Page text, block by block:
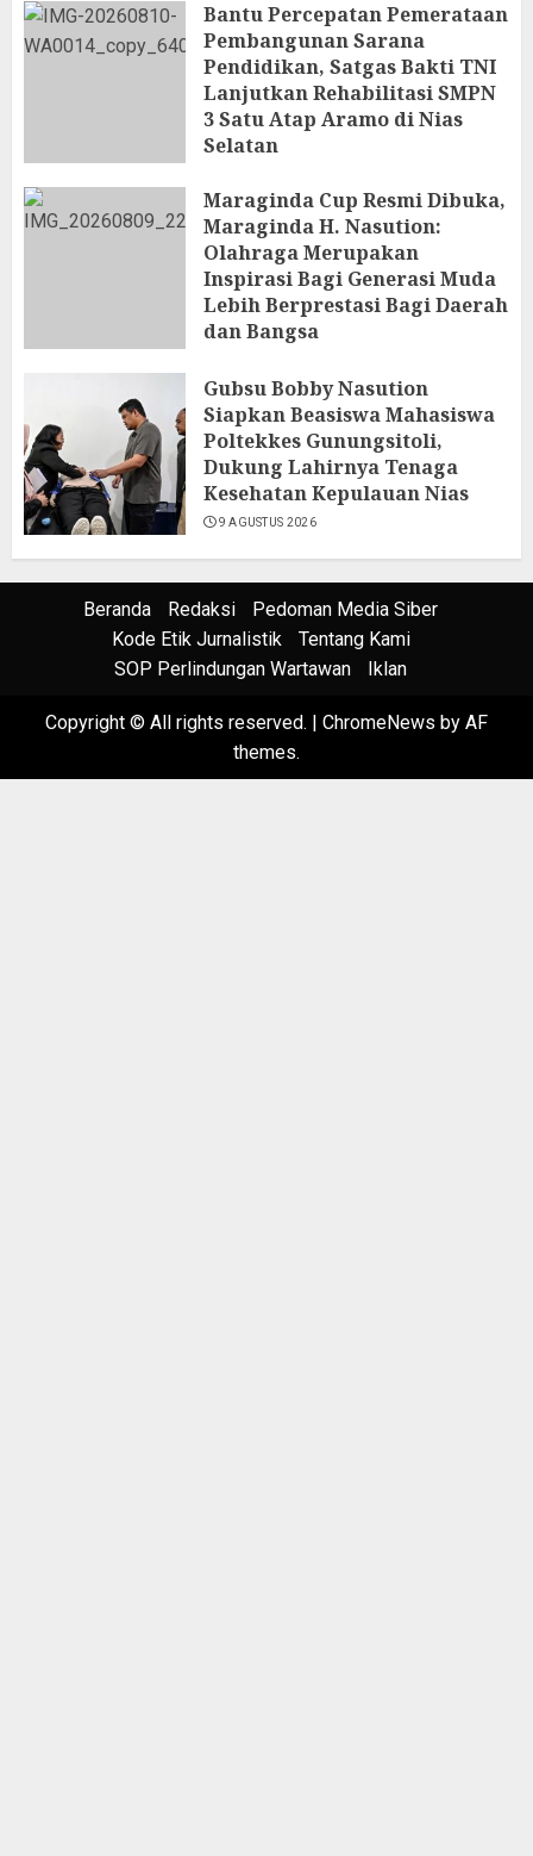
Bantu Percepatan Pemerataan
Pembangunan Sarana
Pendidikan, Satgas Bakti TNI
Lanjutkan Rehabilitasi SMPN
3 Satu Atap Aramo di Nias
Selatan
Maraginda Cup Resmi Dibuka,
Maraginda H. Nasution:
Olahraga Merupakan
Inspirasi Bagi Generasi Muda
Lebih Berprestasi Bagi Daerah
dan Bangsa
Gubsu Bobby Nasution
Siapkan Beasiswa Mahasiswa
Poltekkes Gunungsitoli,
Dukung Lahirnya Tenaga
Kesehatan Kepulauan Nias
9 AGUSTUS 2026
Beranda Redaksi
Pedoman Media Siber
Kode Etik Jurnalistik
Tentang Kami
SOP Perlindungan Wartawan
Iklan
Copyright © All rights reserved. ChromeNews by AF
themes.